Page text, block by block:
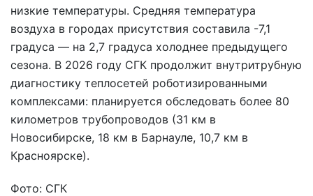
низкие температуры. Средняя температура
воздуха в городах присутствия составила -7,1
градуса — на 2,7 градуса холоднее предыдущего
сезона. В 2026 году СГК продолжит внутритрубную
диагностику теплосетей роботизированными
комплексами: планируется обследовать более 80
километров трубопроводов (31 км в
Новосибирске, 18 км в Барнауле, 10,7 км в
Красноярске).
Фото: СГК